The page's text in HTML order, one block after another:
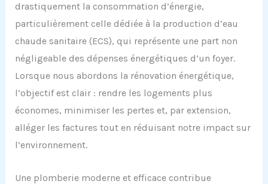
drastiquement la consommation d’énergie,
particulièrement celle dédiée à la production d’eau
chaude sanitaire (ECS), qui représente une part non
négligeable des dépenses énergétiques d’un foyer.
Lorsque nous abordons la rénovation énergétique,
l’objectif est clair : rendre les logements plus
économes, minimiser les pertes et, par extension,
alléger les factures tout en réduisant notre impact sur
l’environnement.
Une plomberie moderne et efficace contribue